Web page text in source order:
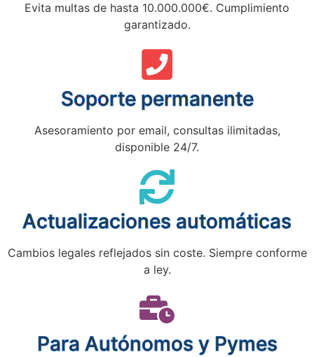
Evita multas de hasta 10.000.000€. Cumplimiento
garantizado.
Soporte permanente
Asesoramiento por email, consultas ilimitadas,
disponible 24/7.
Actualizaciones automáticas
Cambios legales reflejados sin coste. Siempre conforme
a ley.
Para Autónomos y Pymes